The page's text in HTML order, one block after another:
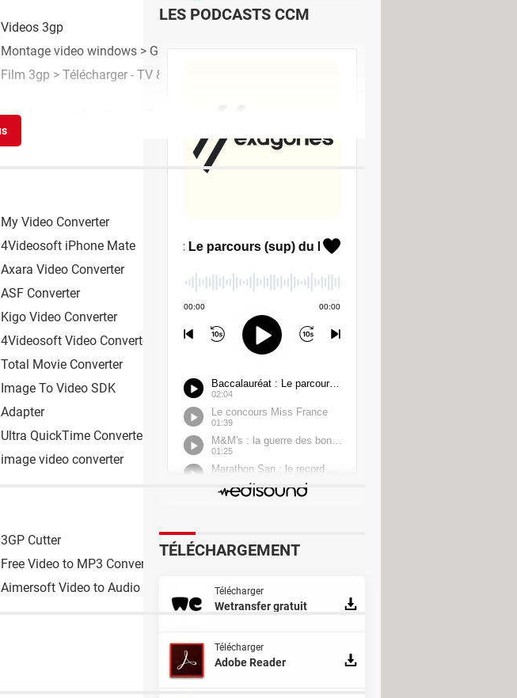
Videos 3gp
Montage video windows > Guide
Film 3gp > Télécharger - TV & Vidéo
Télécharger vidéo tiktok
My Video Converter
4Videosoft iPhone Mate
Axara Video Converter
ASF Converter
Kigo Video Converter
4Videosoft Video Converter Platinum
Total Movie Converter
Image To Video SDK
Adapter
Ultra QuickTime Converter
image video converter
3GP Cutter
Free Video to MP3 Converter
Aimersoft Video to Audio Converter
LES PODCASTS CCM
TÉLÉCHARGEMENT
Télécharger
Wetransfer gratuit
Télécharger
Adobe Reader